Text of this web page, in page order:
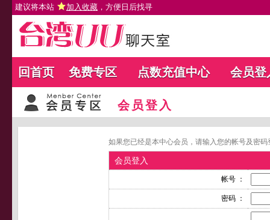
建议将本站 加入收藏 ，方便日后找寻
回首页 免费专区 点数充值中心 会员登
会员登入
如果您已经是本中心会员，请输入您的帐号及密
会员登入
帐号 ：
密码 ：